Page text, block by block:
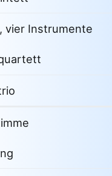
vier Instrumente